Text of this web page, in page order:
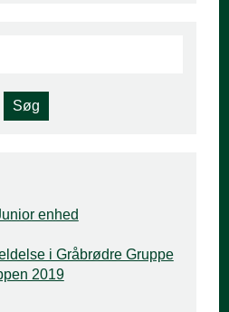
enhed
i Gråbrødre Gruppe
2019